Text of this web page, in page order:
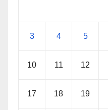
3 4 5
10 11 12
17 18 19